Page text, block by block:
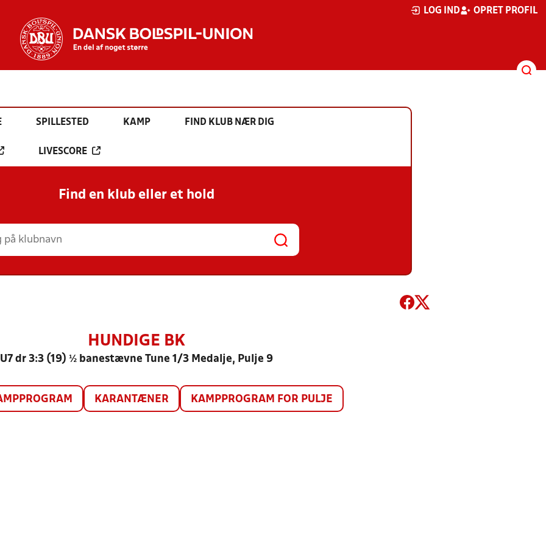
LOG IND OPRET PROFIL
SPILLESTED KAMP FIND KLUB NÆR DIG
LIVESCORE
Find en klub eller et hold
HUNDIGE BK
U7 dr 3:3 (19) ½ banestævne Tune 1/3 Medalje, Pulje 9
KARANTÆNER KAMPPROGRAM FOR PULJE